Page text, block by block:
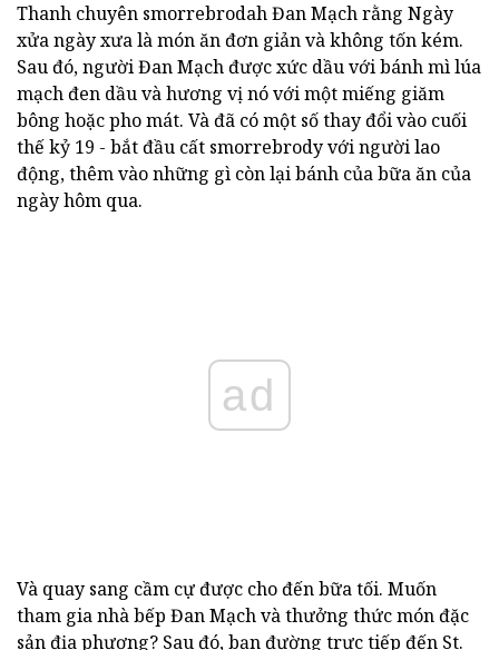
Thanh chuyên smorrebrodah Đan Mạch rằng Ngày
xửa ngày xưa là món ăn đơn giản và không tốn kém.
Sau đó, người Đan Mạch được xức dầu với bánh mì lúa
mạch đen dầu và hương vị nó với một miếng giăm
bông hoặc pho mát. Và đã có một số thay đổi vào cuối
thế kỷ 19 - bắt đầu cất smorrebrody với người lao
động, thêm vào những gì còn lại bánh của bữa ăn của
ngày hôm qua.
ad
Và quay sang cầm cự được cho đến bữa tối. Muốn
tham gia nhà bếp Đan Mạch và thưởng thức món đặc
sản địa phương? Sau đó, bạn đường trực tiếp đến St.